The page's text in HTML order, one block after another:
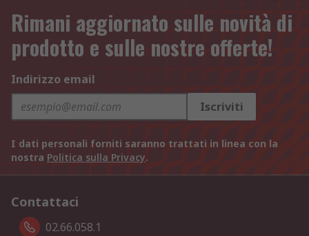
Rimani aggiornato sulle novità di
prodotto e sulle nostre offerte!
Indirizzo email
Iscriviti
I dati personali forniti saranno trattati in linea con la
nostra Politica sulla Privacy.
Contattaci
02.66.058.1